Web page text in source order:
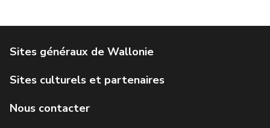
Service public de Wallonie
Géoportail de la Wallonie
Agence Wallonne du Patrimoine